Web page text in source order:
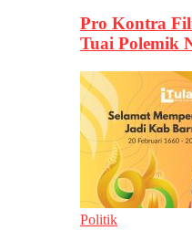
Pro Kontra
Tuai Polemik
Politik